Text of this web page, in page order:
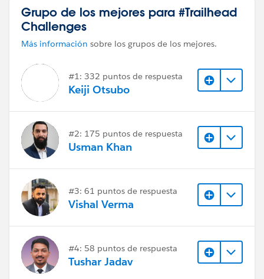
Grupo de los mejores para #Trailhead
Challenges
Más información sobre los grupos de los mejores.
#1: 332 puntos de respuesta
Keiji Otsubo
#2: 175 puntos de respuesta
Usman Khan
#3: 61 puntos de respuesta
Vishal Verma
#4: 58 puntos de respuesta
Tushar Jadav